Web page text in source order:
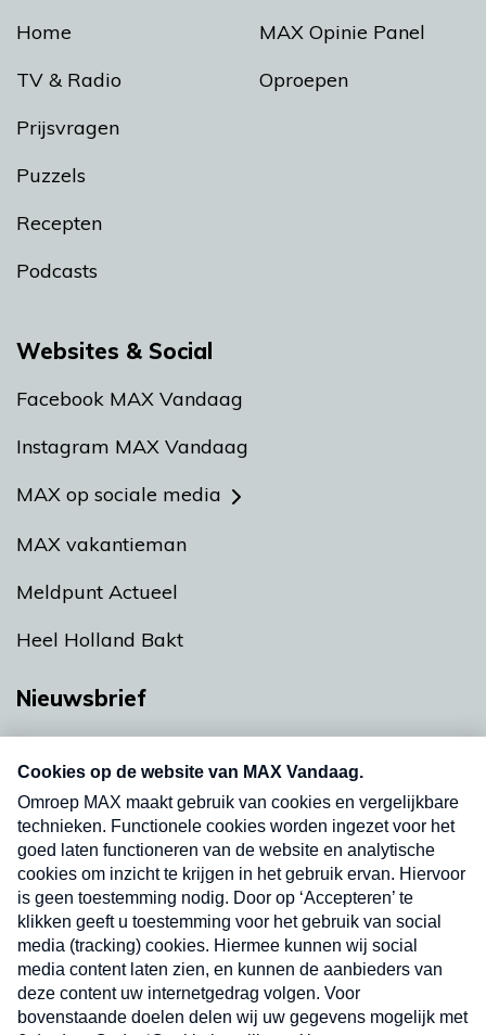
Home
TV & Radio
Prijsvragen
Puzzels
Recepten
Podcasts
MAX Opinie Panel
Oproepen
Websites & Social
Facebook MAX Vandaag
Instagram MAX Vandaag
MAX op sociale media
MAX vakantieman
Meldpunt Actueel
Heel Holland Bakt
Nieuwsbrief
nieuwsbrief. Elke vrijdag- en dinsdagochtend in
uw mailbox.
Verzend